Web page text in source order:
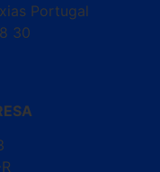
Portugal
30